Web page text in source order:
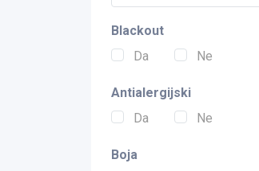
Blackout
Da
Ne
Antialergijski
Da
Ne
Boja